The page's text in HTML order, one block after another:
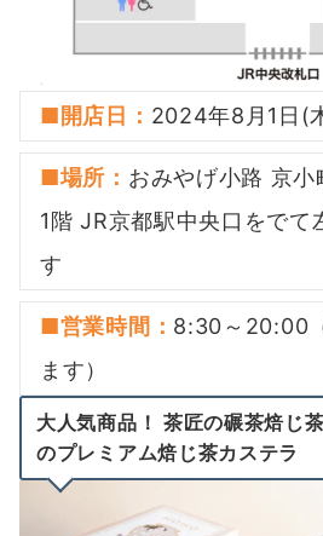
■開店日： 2024年8月1日(
■場所： おみやげ小路 京小
1階 JR京都駅中央口をでて
す
■営業時間： 8:30～20:00
ます）
大人気商品！ 茶匠の碾茶焙じ
のプレミアム焙じ茶カステラ